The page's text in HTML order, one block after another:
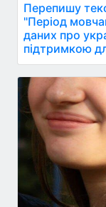
Перепишу
"Період
даних про
підтримкою